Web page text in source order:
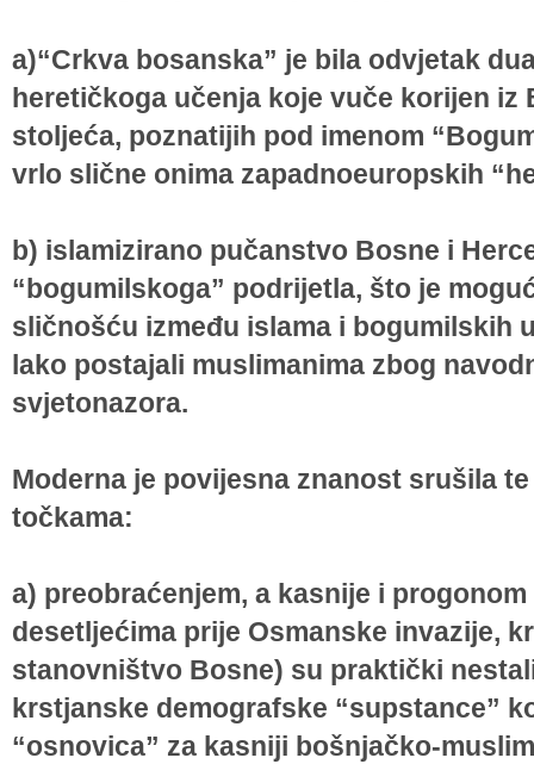
a)“Crkva bosanska” je bila odvjetak
heretičkoga učenja koje vuče korijen iz
stoljeća, poznatijih pod imenom
vrlo slične onima zapadnoeuropskih
b) islamizirano pučanstvo Bosne i
“bogumilskoga” podrijetla, što je
sličnošću između islama i bogumilskih
lako postajali muslimanima zbog
svjetonazora.
Moderna je povijesna znanost srušila
točkama:
a) preobraćenjem, a kasnije i
desetljećima prije Osmanske invazije,
stanovništvo Bosne) su praktički
krstjanske demografske “supstance”
“osnovica” za kasniji bošnjačko-